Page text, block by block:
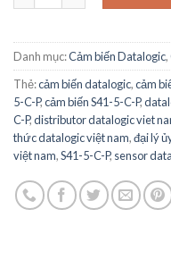
Danh mục:Cảm biến Datalogic,
Thẻ:cảm biến datalogic,cảm
5-C-P,cảm biến S41-5-C-P,
C-P,distributor datalogic viet
thức datalogic việt nam,đại lý
việt nam,S41-5-C-P, sensor